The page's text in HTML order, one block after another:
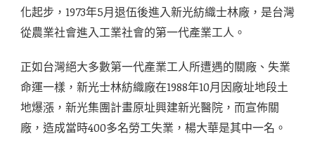
化起步，1973年5月退伍後進入新光紡織士林廠，是台灣
從農業社會進入工業社會的第一代產業工人。
正如台灣絕大多數第一代產業工人所遭遇的關廠、失業
命運一樣，新光士林紡織廠在1988年10月因廠址地段土
地爆漲，新光集團計畫原址興建新光醫院，而宣佈關
廠，造成當時400多名勞工失業，楊大華是其中一名。